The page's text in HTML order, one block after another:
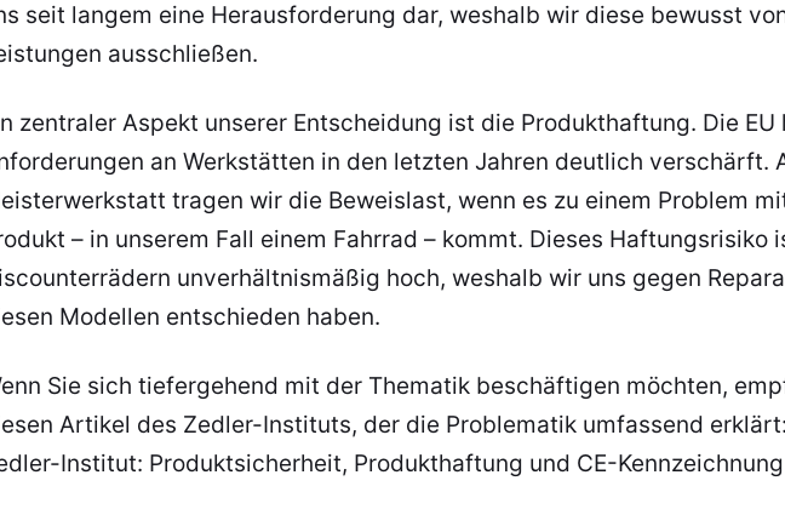
seit langem eine Herausforderung dar, weshalb wir diese bewusst
ausschließen.
zentraler Aspekt unserer Entscheidung ist die Produkthaftung. Die EU
an Werkstätten in den letzten Jahren deutlich verschärft.
tragen wir die Beweislast, wenn es zu einem Problem
– in unserem Fall einem Fahrrad – kommt. Dieses Haftungsrisiko
unverhältnismäßig hoch, weshalb wir uns gegen
Modellen entschieden haben.
Sie sich tiefergehend mit der Thematik beschäftigen möchten,
Artikel des Zedler-Instituts, der die Problematik umfassend erklärt:
Institut: Produktsicherheit, Produkthaftung und CE-Kennzeichnung